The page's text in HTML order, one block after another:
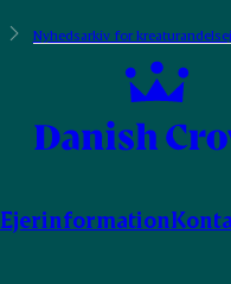
Nyhedsarkiv for
Ejerinformation